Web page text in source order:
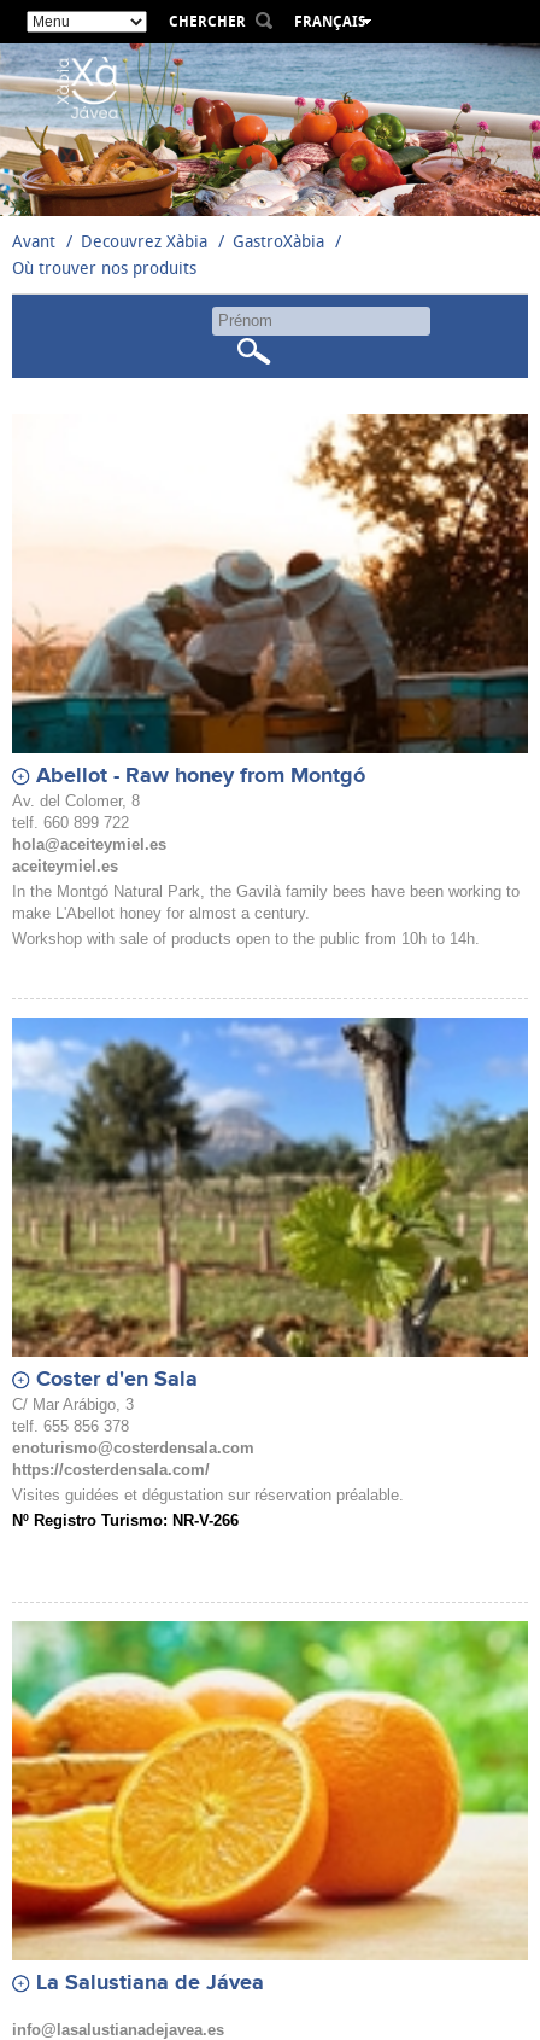
CHERCHER
FRANÇAIS
ESPAÑOL
VALENCIÀ
ENGLISH
DEUTSCH
РУССКИЙ
Avant Decouvrez Xàbia
GastroXàbia
Où trouver nos produits
Abellot - Raw honey from Montgó
Av. del Colomer, 8
telf. 660 899 722
hola@aceiteymiel.es
aceiteymiel.es
In the Montgó Natural Park, the Gavilà family bees have been working to
make L'Abellot honey for almost a century.
Workshop with sale of products open to the public from 10h to 14h.
Coster d'en Sala
C/ Mar Arábigo, 3
telf. 655 856 378
enoturismo@costerdensala.com
https://costerdensala.com/
Visites guidées et dégustation sur réservation préalable.
Nº Registro Turismo: NR-V-266
La Salustiana de Jávea
info@lasalustianadejavea.es